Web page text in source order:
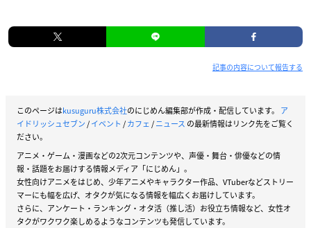
記事の内容について報告する
このページはkusuguru株式会社のにじめん編集部が作成・配信しています。 ア
イドリッシュセブン/イベント /カフェ/ニュース の最新情報はリンク先をご覧く
ださい。
アニメ・ゲーム・漫画などの2次元コンテンツや、声優・舞台・俳優などの情
報・話題をお届けする情報メディア「にじめん」。
女性向けアニメをはじめ、少年アニメやキャラクター作品、VTuberなどストリー
マーにも幅を広げ、オタクが気になる情報を幅広くお届けしています。
さらに、アンケート・ランキング・オタ活（推し活）お役立ち情報など、女性オ
タクがワクワク楽しめるようなコンテンツも発信しています。